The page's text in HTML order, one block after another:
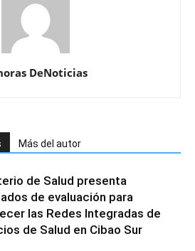
DeNoticias
Más del autor
de Salud presenta
de evaluación para
las Redes Integradas de
de Salud en Cibao Sur